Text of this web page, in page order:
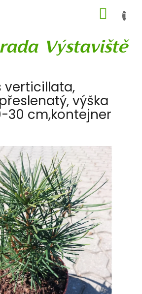
KOŠÍK
verticillata,
výška
30 cm,kontejner